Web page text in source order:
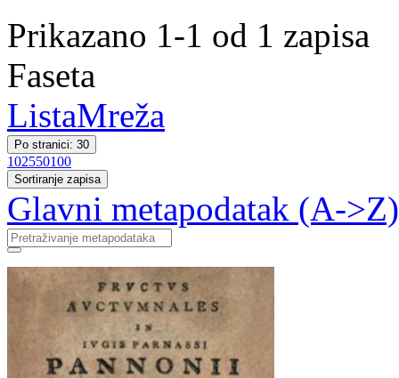
Prikazano 1-1 od 1 zapisa
Faseta
ListaMreža
Po stranici: 30
102550100
Sortiranje zapisa
Glavni metapodatak (A->Z)